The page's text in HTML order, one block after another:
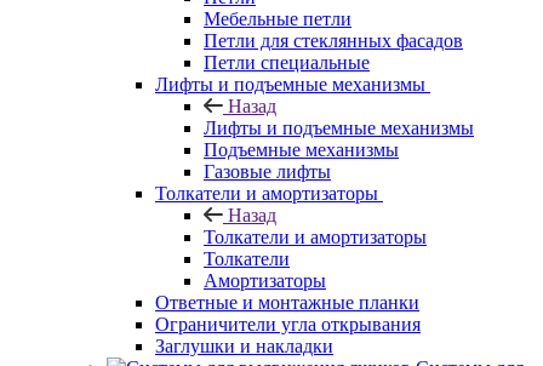
Мебельные петли
Петли для стеклянных фасадов
Петли специальные
Лифты и подъемные механизмы
Назад
Лифты и подъемные механизмы
Подъемные механизмы
Газовые лифты
Толкатели и амортизаторы
Назад
Толкатели и амортизаторы
Толкатели
Амортизаторы
Ответные и монтажные планки
Ограничители угла открывания
Заглушки и накладки